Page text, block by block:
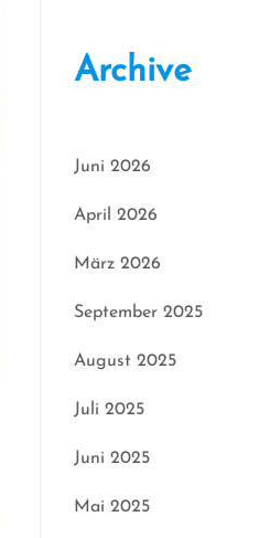
Archive
Juni 2026
April 2026
März 2026
September 2025
August 2025
Juli 2025
Juni 2025
Mai 2025